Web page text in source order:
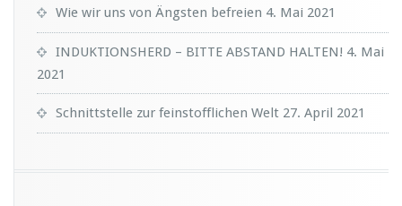
Wie wir uns von Ängsten befreien 4. Mai 2021
INDUKTIONSHERD – BITTE ABSTAND HALTEN! 4. Mai
2021
Schnittstelle zur feinstofflichen Welt 27. April 2021